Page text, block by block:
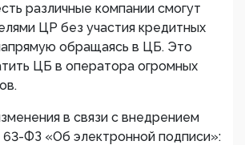
различные компании смогут
ЦР без участия кредитных
обращаясь в ЦБ. Это
ЦБ в оператора огромных
в связи с внедрением
63-ФЗ «Об электронной подписи»: